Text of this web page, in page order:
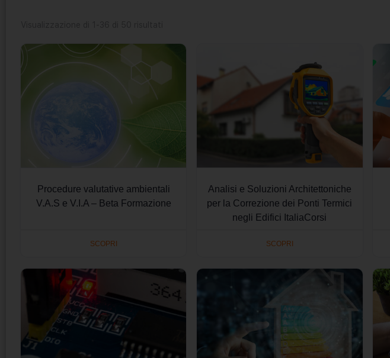
Procedure valutative ambientali
V.A.S e V.I.A – Beta Formazione
SCOPRI
Analisi e Soluzioni Architettoniche
per la Correzione dei Ponti Termici
negli Edifici ItaliaCorsi
SCOPRI